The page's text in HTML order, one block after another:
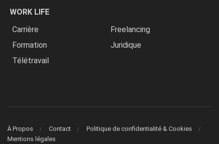
WORK LIFE
Carrière
Freelancing
Formation
Juridique
Télétravail
À Propos Contact
Politique de confidentialité & Cookies
Mentions légales